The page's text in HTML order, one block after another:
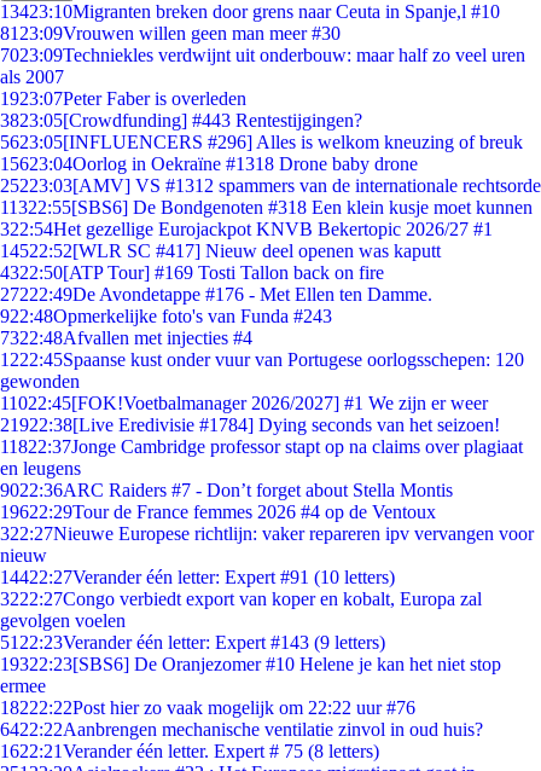
13423:10Migranten breken door grens naar Ceuta in Spanje,l #10
81 23:09Vrouwen willen geen man meer #30
7023:09Techniekles verdwijnt uit onderbouw: maar half zo veel uren
als 2007
1923:07Peter Faber is overleden
3823:05[Crowdfunding] #443 Rentestijgingen?
5623:05[INFLUENCERS #296] Alles is welkom kneuzing of breuk
15623:04Oorlog in Oekraïne #1318 Drone baby drone
25223:03[AMV] VS #1312 spammers van de internationale rechtsorde
11322:55[SBS6] De Bondgenoten #318 Een klein kusje moet kunnen
322:54Het gezellige Eurojackpot KNVB Bekertopic 2026/27 #1
14522:52[WLR SC #417] Nieuw deel openen was kaputt
4322:50[ATP Tour] #169 Tosti Tallon back on fire
27222:49De Avondetappe #176 - Met Ellen ten Damme.
922:48Opmerkelijke foto's van Funda #243
7322:48Afvallen met injecties #4
1222:45Spaanse kust onder vuur van Portugese oorlogsschepen: 120
gewonden
11022:45[FOK!Voetbalmanager 2026/2027] #1 We zijn er weer
21922:38[Live Eredivisie #1784] Dying seconds van het seizoen!
11822:37Jonge Cambridge professor stapt op na claims over plagiaat
en leugens
9022:36ARC Raiders #7 - Don’t forget about Stella Montis
19622:29Tour de France femmes 2026 #4 op de Ventoux
322:27Nieuwe Europese richtlijn: vaker repareren ipv vervangen voor
nieuw
14422:27Verander één letter: Expert #91 (10 letters)
3222:27Congo verbiedt export van koper en kobalt, Europa zal
gevolgen voelen
51 22:23Verander één letter: Expert #143 (9 letters)
19322:23[SBS6] De Oranjezomer #10 Helene je kan het niet stop
ermee
18222:22Post hier zo vaak mogelijk om 22:22 uur #76
6422:22Aanbrengen mechanische ventilatie zinvol in oud huis?
1622:21Verander één letter. Expert # 75 (8 letters)